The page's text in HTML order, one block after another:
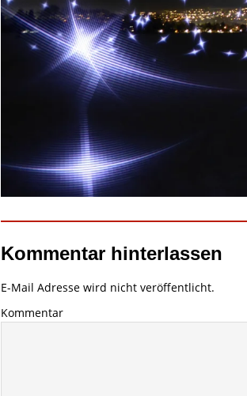
Kommentar hinterlassen
E-Mail Adresse wird nicht veröffentlicht.
Kommentar